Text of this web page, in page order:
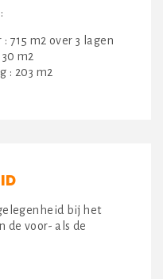
715 m2 over 3 lagen
m2
: 203 m2
bij het
de voor- als de